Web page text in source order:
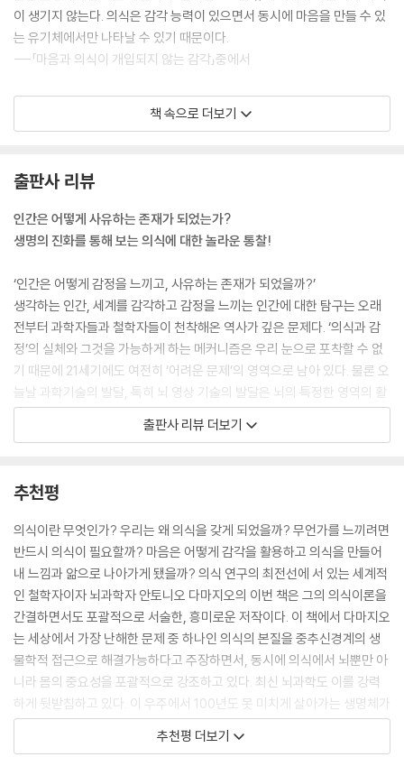
이 생기지 않는다. 의식은 감각 능력이 있으면서 동시에 마음을 만들 수 있
는 유기체에서만 나타날 수 있기 때문이다.
---「마음과 의식이 개입되지 않는 감각」중에서
마음을 거꾸로 들고 쏟아 그 내용물을 꺼내어 본다고 상상해보자. 마음에
는 어떤 내용물이 들어 있을까? 마음에는 이미지들, 인간 같은 복잡한 생
식의 흐름’의 그 ‘흐름’이다. 앞으로 설명하겠지만, 기본적으로 그 흐름은
마음을 구성하는 이미지들이 거의 빈틈없이 연결되어 만들어지는 흐름이
다. 마음에 의식이 생기려면 이 흐름에 다른 요소들이 추가되어야 한다.
인간이 경험하는 느낌은 감각 지도와 이미지를 만들 수 있는 복잡한 신경
계가 진화 과정에서 출현한 후에 나타나기 시작했다. 이렇게 나타난 원시
적 느낌은 오늘날 인간이 경험하는 정교한 느낌들이 출현하는 데 중요한
징검다리 역할을 했다. (…) 느낌은 우리가 느낌이 전달하는 정보에 따라
행동하고, 현재 상황에 가장 적절한 행동을 하도록 욕구와 동기를 제공한
다. 서둘러 어떤 것을 피해 숨는다거나 보고 싶었던 사람을 껴안는 행동은
---「느낌의 역할」중에서
느낌은 유기체의 내부에서, 생명의 모든 측면을 관장하는 화학적 활동이
과 방어 작용을 담당하는 내분비계, 면역계, 순환계에서 발생한다는 뜻이
다. 그렇다면 느낌의 ‘기능’은 무엇일까? (…) 느낌은 생명 조절에 도움을
준다는 것이다. 더 구체적으로 말하면, 느낌은 기민한 감시병 역할을 한다
고 할 수 있다. 느낌은 마음이 있는 모든 존재에게 그 마음이 속한 유기체
내부의 생명 상태를 알려준다. 또한 느낌은 그 마음이 느낌의 메시지에 담
긴 긍정적 또는 부정적 신호에 따라 행동하도록 동기를 부여한다.
---「느낌의 기능」중에서
뇌는 의식 생성의 핵심적인 부분을 차지하지만, 오직 뇌만이 의식을 만들
어낸다는 증거는 없다. 오히려 유기체의 (뇌를 제외한) 몸체 안 비신경 조
직들이 의식적인 모든 순간에 상당한 기여를 한다. 그러므로 이 비신경 조
책 속으로 더보기
출판사 리뷰
인간은 어떻게 사유하는 존재가 되었는가?
생명의 진화를 통해 보는 의식에 대한 놀라운 통찰!
‘인간은 어떻게 감정을 느끼고, 사유하는 존재가 되었을까?’
생각하는 인간, 세계를 감각하고 감정을 느끼는 인간에 대한 탐구는 오래
전부터 과학자들과 철학자들이 천착해온 역사가 깊은 문제다. ‘의식과 감
정’의 실체와 그것을 가능하게 하는 메커니즘은 우리 눈으로 포착할 수 없
기 때문에 21세기에도 여전히 ‘어려운 문제’의 영역으로 남아 있다. 물론 오
늘날 과학기술의 발달, 특히 뇌 영상 기술의 발달은 뇌의 특정한 영역의 활
성화 정도를 시각적으로 추적 관찰할 수 있게 함으로써 의식의 비밀을 풀
게 해줄 더 많은 지식의 축적을 가능하게 해주었다. 그러나 이렇게 수집된
같다.
‘사유하는 인간’에 대한 가장 널리 알려진 잠언은 16세기 프랑스의 철학자
데카르트의 ‘나는 생각한다, 고로 존재한다’라는 문장일 것이다. 이 짧지만
인상적인 경구 안에는 서양 근대 철학의 근간이자 오늘날까지도 유효하게
작동 중인 ‘인간의 이성(理性)에 대한 철저한 믿음’이 담겨 있다. 데카르트
는 인간의 신체와 정신을 분리한 심신이원론을 주장하며 이성의 역할을 강
조했다. 그러나 안토니오 다마지오는 올바른 선택을 하는 판단력은 이성이
아니라 감정에서 생긴다고 주장한다. 그의 연구가 전 세계적으로 센세이셔
널한 주목을 받고, 그가 21세기 신경과학계의 최전선에 서 있는 인물이라
는 평을 받는 까닭은 인간의 이성에 가려져 그동안 제대로 주목받지 못했
던 ‘느낌과 감정’의 중요성을 조명하고, 이를 인간의 의식을 설명하는 열쇠
출판사 리뷰 더보기
추천평
의식이란 무엇인가? 우리는 왜 의식을 갖게 되었을까? 무언가를 느끼려면
반드시 의식이 필요할까? 마음은 어떻게 감각을 활용하고 의식을 만들어
내 느낌과 앎으로 나아가게 됐을까? 의식 연구의 최전선에 서 있는 세계적
인 철학자이자 뇌과학자 안토니오 다마지오의 이번 책은 그의 의식이론을
간결하면서도 포괄적으로 서술한, 흥미로운 저작이다. 이 책에서 다마지오
는 세상에서 가장 난해한 문제 중 하나인 의식의 본질을 중추신경계의 생
물학적 접근으로 해결가능하다고 주장하면서, 동시에 의식에서 뇌뿐만 아
니라 몸의 중요성을 포괄적으로 강조하고 있다. 최신 뇌과학도 이를 강력
하게 뒷받침하고 있다. 이 우주에서 100년도 못 미치게 살아가는 생명체가
가질 수 있는 가장 고귀한 질문은 단언컨대 의식의 본질에 대한 물음이다.
이 책을 통해 마음 탐구의 최전선에서 의식의 본질을 사색하는 행복한 시
추천평 더보기